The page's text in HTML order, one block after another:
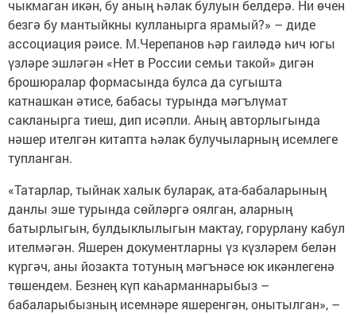
чыкмаган икән, бу аның һәлак булуын белдерә. Ни өчен
безгә бу мантыйкны кулланыр­га ярамый?» – диде
ассоциация рәисе. М.Черепанов һәр гаиләдә һич югы
үзләре эшләгән «Нет в России семьи такой» дигән
брошюралар формасында булса да сугышта
катнашкан әтисе, бабасы турында мәгълүмат
сакланырга тиеш, дип исәпли. Аның авторлыгында
нәшер ителгән китапта һәлак булучыларның исемлеге
тупланган.
«Татарлар, тыйнак халык буларак, ата-бабаларының
данлы эше турында сөйләргә оялган, аларның
батырлыгын, булдык­лылыгын мактау, горурлану кабул
ителмәгән. Яшерен документларны үз күзләрем белән
күргәч, аны йозакта тотуның мәгънәсе юк икәнлегенә
төшендем. Безнең күп каһарманнарыбыз –
бабаларыбызның исемнәре яшеренгән, онытылган», –